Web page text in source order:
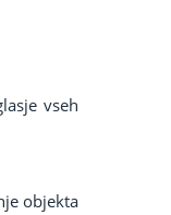
vseh
objekta